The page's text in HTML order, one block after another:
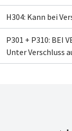
H304: Kann bei
P301 + P310: BEI
Unter Verschluss